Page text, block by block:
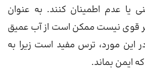
یا عدم اطمینان کنند. به عنوان
قوی نیست ممکن است از آب عمیق
این مورد، ترس مفید است زیرا به
ایمن بماند.